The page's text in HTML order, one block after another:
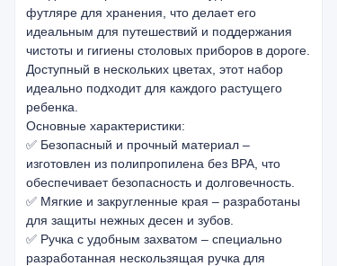
футляре для хранения, что делает его
идеальным для путешествий и поддержания
чистоты и гигиены столовых приборов в дороге.
Доступный в нескольких цветах, этот набор
идеально подходит для каждого растущего
ребенка.
Основные характеристики:
✅ Безопасный и прочный материал –
изготовлен из полипропилена без BPA, что
обеспечивает безопасность и долговечность.
✅ Мягкие и закругленные края – разработаны
для защиты нежных десен и зубов.
✅ Ручка с удобным захватом – специально
разработанная нескользящая ручка для